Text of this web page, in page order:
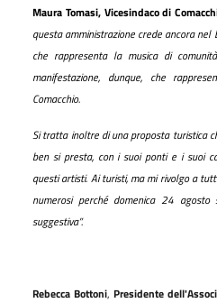
Maura Tomasi, Vicesindaco di
questa amministrazione crede ancora
che rappresenta la musica di
manifestazione, dunque, che
Comacchio.
Si tratta inoltre di una proposta turistica
ben si presta, con i suoi ponti e i suoi
questi artisti. Ai turisti, ma mi rivolgo a
numerosi perché domenica 24
suggestiva”.
Rebecca Bottoni, Presidente